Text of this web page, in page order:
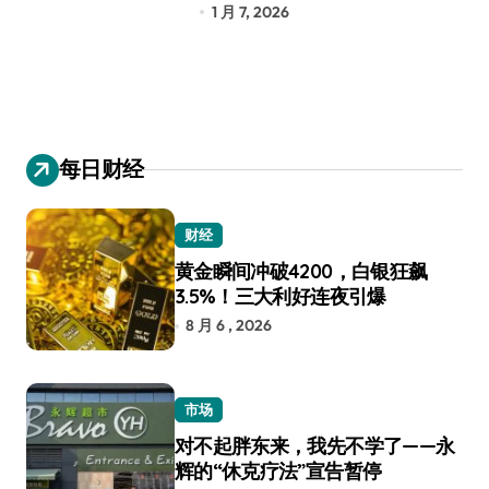
1 月 7, 2026
每日财经
财经
黄金瞬间冲破4200，白银狂飙
3.5%！三大利好连夜引爆
8 月 6 , 2026
市场
对不起胖东来，我先不学了——永
辉的“休克疗法”宣告暂停